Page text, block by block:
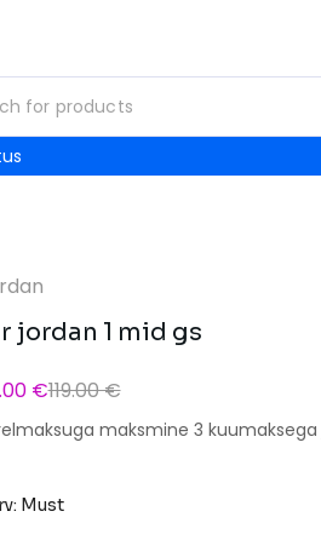
jordan 1 mid gs
€119.00 €
maksmine 3 kuumaksega
Must